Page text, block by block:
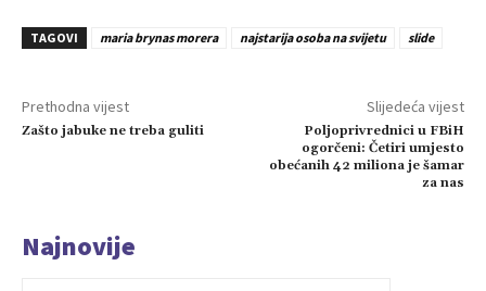
TAGOVI maria brynas morera najstarija osoba na svijetu slide
Prethodna vijest
Zašto jabuke ne treba guliti
Slijedeća vijest
Poljoprivrednici u FBiH
ogorčeni: Četiri umjesto
obećanih 42 miliona je šamar
za nas
Najnovije